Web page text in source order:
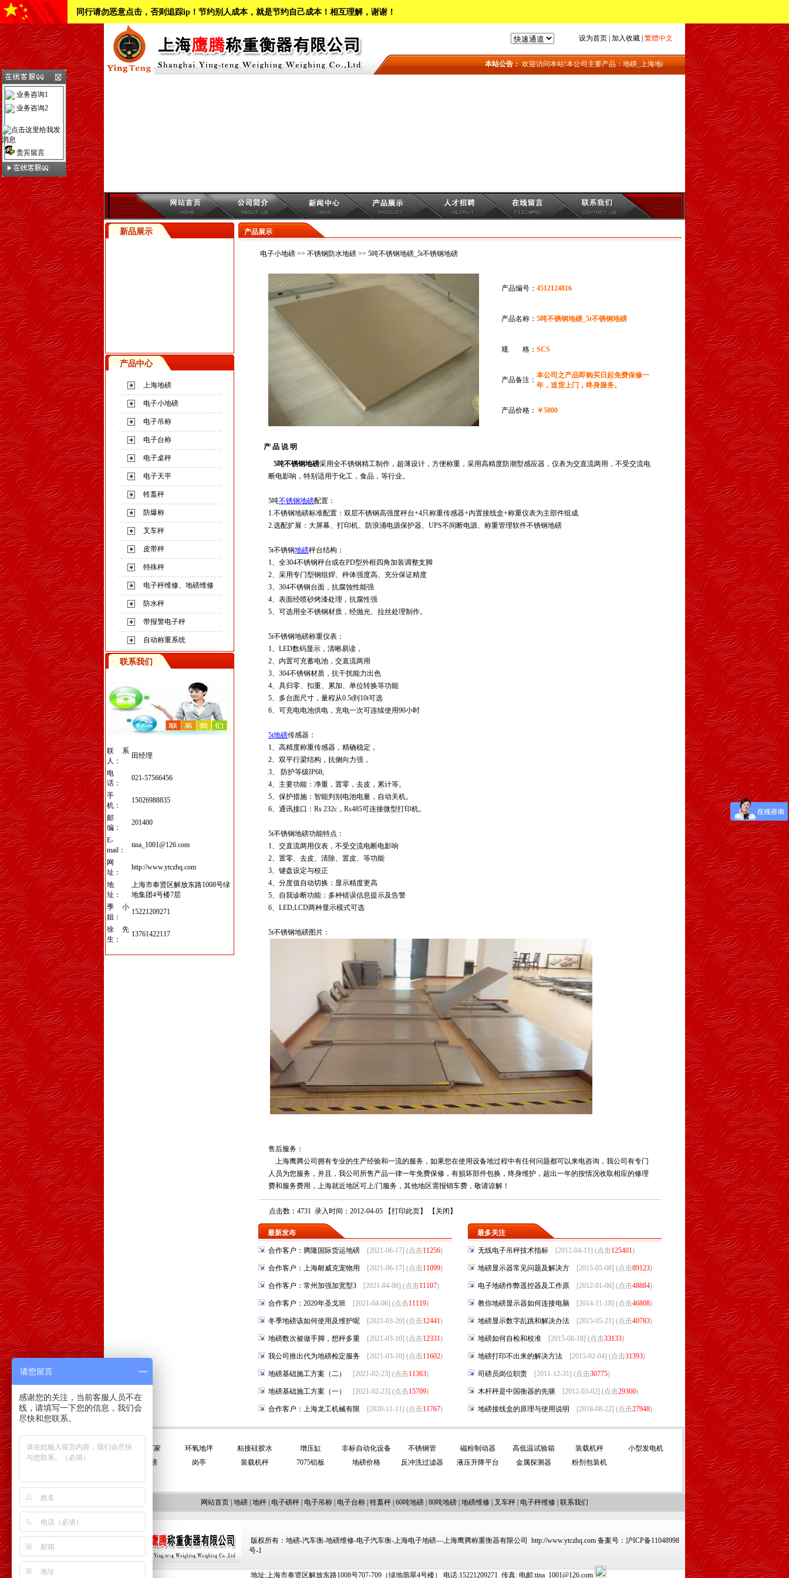
同行请勿恶意点击，否则追踪ip！节约别人成本，就是节约自己成本！相互理解，谢谢！
设为首页| 加入收藏| 繁體中文
本站公告： 欢迎访问本站!本公司主要产品：地磅_上海地磅_地磅维修
新品展示
产品中心
上海地磅
电子小地磅
电子吊称
电子台称
电子桌秤
电子天平
牲畜秤
防爆称
叉车秤
皮带秤
特殊秤
电子秤维修、地磅维修
防水秤
带报警电子秤
自动称重系统
联系我们
联系
人：
田经理
电
话：
021-57566456
手
机：
15026988835
邮
编：
201400
E-
mail：
tina_1001@126.com
网
址：
http://www.ytczhq.com
地
址：
上海市奉贤区解放东路1008号绿
地集团4号楼7层
季小
姐：
15221209271
徐先
生：
13761422117
产品展示
电子小地磅>> 不锈钢防水地磅>> 5吨不锈钢地磅_5t不锈钢地磅
产品编号： 4512124816
产品名称： 5吨不锈钢地磅_5t不锈钢地磅
规 格： SCS
产品备注：
本公司之产品即购买日起免费保修一
年，送货上门，终身服务。
产品价格： ￥5000
产 品 说 明
5吨不锈钢地磅采用全不锈钢精工制作，超薄设计，方便称重 ， 采用高精度防潮型感应器， 仪表为交直流两用，不受交流电
断电影响 ， 特别适用于化工，食品，等行业。
5吨不锈钢地磅配置：
1.不锈钢地磅标准配置：双层不锈钢高强度秤台+4只称重传感器+内置接线盒+称重仪表为主部件组成
2.选配扩展：大屏幕、打印机、防浪涌电源保护器、UPS不间断电源、称重管理软件不锈钢地磅
5t不锈钢地磅秤台结构：
1、 全304不锈钢秤台或在PD型外框四角加装调整支脚
2、 采用专门型钢组焊、秤体强度高、充分保证精度
3、 304不锈钢台面，抗腐蚀性能强
4、 表面经喷砂烤漆处理，抗腐性强
5、 可选用全不锈钢材质，经抛光、拉丝处理制作。
5t不锈钢地磅称重仪表：
1、 LED数码显示，清晰易读，
2、 内置可充蓄电池，交直流两用
3、 304不锈钢材质，抗干扰能力出色
4、 具归零、扣重、累加、单位转换等功能
5、 多台面尺寸，量程从0.5t到10t可选
6、 可充电电池供电，充电一次可连续使用90小时
5t地磅传感器：
1、 高精度称重传感器，精确稳定，
2、 双平行梁结构，抗侧向力强，
3、 防护等级IP68;
4、 主要功能：净重，置零，去皮，累计等。
5、 保护措施：智能判别电池电量，自动关机。
6、 通讯接口：Rs 232c，Rs485可连接微型打印机。
5t不锈钢地磅功能特点：
1、交直流两用仪表，不受交流电断电影响
2、置零、去皮、清除、置皮、等功能
3、键盘设定与校正
4、分度值自动切换：显示精度更高
5、自我诊断功能：多种错误信息提示及告警
6、LED,LCD两种显示模式可选
5t不锈钢地磅图片：
售后服务：
上海鹰腾公司拥有专业的生产经验和一流的服务，如果您在使用设备地过程中有任何问题都可以来电咨询，我公司有专门
人员为您服务，并且，我公司所售产品一律一年免费保修，有损坏部件包换，终身维护，超出一年的按情况收取相应的修理
费和服务费用，上海就近地区可上/门服务，其他地区需报销车费，敬请谅解！
点击数：4731 录入时间：2012-04-05 【打印此页】 【 关闭 】
最新发布
合作客户：腾隆国际货运地磅 [2021-06-17] (点击11256)
合作客户：上海耐威克宠物用 [2021-06-17] (点击11099)
合作客户：常州加强加宽型3 [2021-04-06] (点击11107)
合作客户：2020年圣戈班 [2021-04-06] (点击11119)
冬季地磅该如何使用及维护呢 [2021-03-20] (点击12441)
地磅数次被做手脚，想秤多重 [2021-03-10] (点击12331)
我公司推出代为地磅检定服务 [2021-03-10] (点击11602)
地磅基础施工方案（二） [2021-02-23] (点击11363)
地磅基础施工方案（一） [2021-02-23] (点击15709)
合作客户：上海龙工机械有限 [2020-11-11] (点击11767)
最多关注
无线电子吊秤技术指标 [2012-04-11] (点击125401)
地磅显示器常见问题及解决方 [2015-05-08] (点击89123)
电子地磅作弊遥控器及工作原 [2012-01-06] (点击48884)
教你地磅显示器如何连接电脑 [2014-11-18] (点击46808)
地磅显示数字乱跳和解决办法 [2015-05-21] (点击40783)
地磅如何自检和校准 [2015-08-18] (点击33133)
地磅打印不出来的解决方法 [2015-02-04] (点击31393)
司磅员岗位职责 [2011-12-31] (点击30775)
木杆秤是中国衡器的先驱 [2012-03-02] (点击29360)
地磅接线盒的原理与使用说明 [2018-08-22] (点击27948)
业务咨询1
业务咨询2
贵宾留言
友情链接:
平衡门厂家
环氧地坪 粘接硅胶水 增压缸 非标自动化设备 不锈钢管 磁粉制动器 高低温试验箱 装载机秤
小型发电机
电子地磅
岗亭 装载机秤 7075铝板 地磅价格 反冲洗过滤器 液压升降平台 金属探测器 粉剂包装机
网站首页 地磅 地秤 电子磅秤 电子吊称 电子台称 牲畜秤 60吨地磅 80吨地磅 地磅维修 叉车秤 电子秤维修 联系我们
版权所有：地磅-汽车衡-地磅维修-电子汽车衡-上海电子地磅—上海鹰腾称重衡器有限公司 http://www.ytczhq.com 备案号： 沪ICP备11048998
号-1
地址:上海市奉贤区解放东路1008号707-709（绿地翡翠4号楼） 电话:15221209271 传真: 电邮:tina_1001@126.com
请您留言
感谢您的关注，当前客服人员不在
线，请填写一下您的信息，我们会
尽快和您联系。